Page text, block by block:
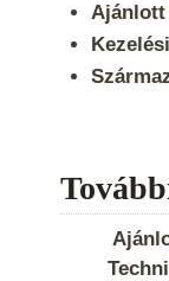
Ajánlott